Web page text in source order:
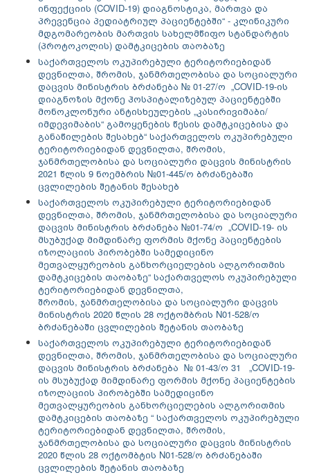
ინფექციის (COVID-19) დიაგნოსტიკა, მართვა და
პრევენცია პედიატრიულ პაციენტებში“ - კლინიკური
მდგომარეობის მართვის სახელმწიფო სტანდარტის
(პროტოკოლის) დამტკიცების თაობაზე
საქართველოს ოკუპირებული ტერიტორიებიდან
დევნილთა, შრომის, ჯანმრთელობისა და სოციალური
დაცვის მინისტრის ბრძანება № 01-27/ო „COVID-19-ის
დიაგნოზის მქონე ჰოსპიტალიზებულ პაციენტებში
მონოკლონური ანტისხეულების „კასირივიმაბი/
იმდევიმაბის“ გამოყენების წესის დამტკიცებისა და
განაწილების შესახებ“ საქართველოს ოკუპირებული
ტერიტორიებიდან დევნილთა, შრომის,
ჯანმრთელობისა და სოციალური დაცვის მინისტრის
2021 წლის 9 ნოემბრის №01-445/ო ბრძანებაში
ცვლილების შეტანის შესახებ
საქართველოს ოკუპირებული ტერიტორიებიდან
დევნილთა, შრომის, ჯანმრთელობისა და სოციალური
დაცვის მინისტრის ბრძანება №01-74/ო „COVID-19- ის
მსუბუქად მიმდინარე ფორმის მქონე პაციენტების
იზოლაციის პირობებში სამედიცინო
მეთვალყურეობის განხორციელების ალგორითმის
დამტკიცების თაობაზე“ საქართველოს ოკუპირებული
ტერიტორიებიდან დევნილთა,
შრომის, ჯანმრთელობისა და სოციალური დაცვის
მინისტრის 2020 წლის 28 ოქტომბრის N01-528/ო
ბრძანებაში ცვლილების შეტანის თაობაზე
საქართველოს ოკუპირებული ტერიტორიებიდან
დევნილთა, შრომის, ჯანმრთელობისა და სოციალური
დაცვის მინისტრის ბრძანება № 01-43/ო 31 „COVID-19-
ის მსუბუქად მიმდინარე ფორმის მქონე პაციენტების
იზოლაციის პირობებში სამედიცინო
მეთვალყურეობის განხორციელების ალგორითმის
დამტკიცების თაობაზე “ საქართველოს ოკუპირებული
ტერიტორიებიდან დევნილთა, შრომის,
ჯანმრთელობისა და სოციალური დაცვის მინისტრის
2020 წლის 28 ოქტომბტის N01-528/ო ბრძანებაში
ცვლილების შეტანის თაობაზე